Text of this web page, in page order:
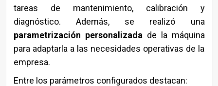
tareas de mantenimiento, calibración y
diagnóstico. Además, se realizó una
parametrización personalizada de la máquina
para adaptarla a las necesidades operativas de la
empresa.
Entre los parámetros configurados destacan: